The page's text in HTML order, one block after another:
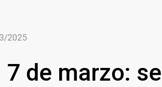
2025
7 de marzo: